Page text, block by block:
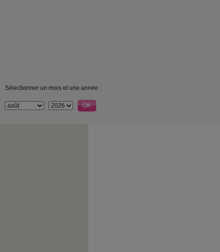
Sélectionner un mois et une année :